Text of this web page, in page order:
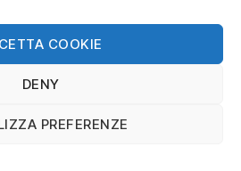
COOKIE
DENY
PREFERENZE